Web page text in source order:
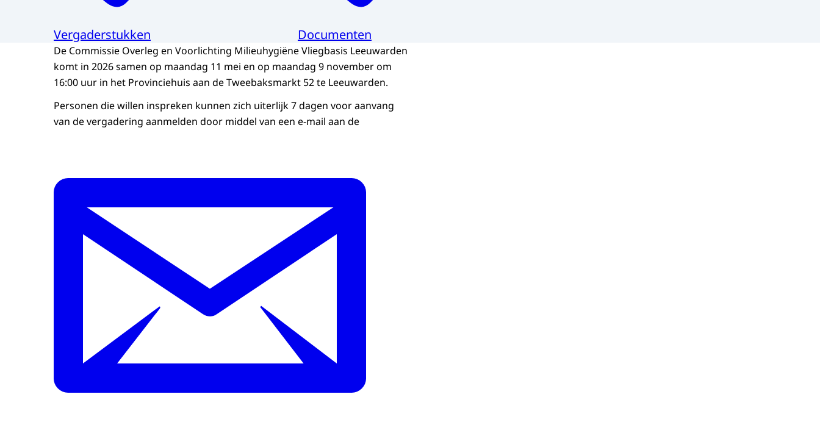
Vergaderstukken Documenten
De Commissie Overleg en Voorlichting Milieuhygiëne Vliegbasis Leeuwarden
komt in 2026 samen op maandag 11 mei en op maandag 9 november om
16:00 uur in het Provinciehuis aan de Tweebaksmarkt 52 te Leeuwarden.
Personen die willen inspreken kunnen zich uiterlijk 7 dagen voor aanvang
van de vergadering aanmelden door middel van een e-mail aan de